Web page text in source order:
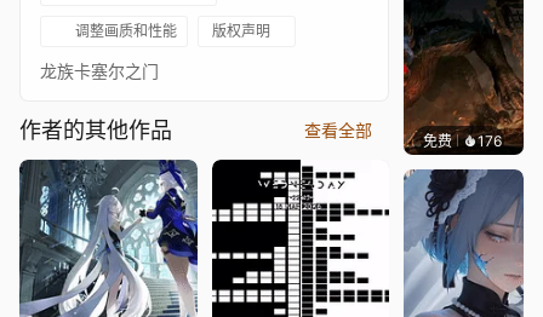
调整画质和性能 版权声明
龙族卡塞尔之门
作者的其他作品 查看全部
免费 176难评